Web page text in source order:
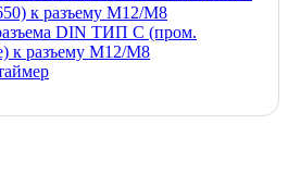
к разъему M12/M8
DIN ТИП C (пром.
к разъему M12/M8